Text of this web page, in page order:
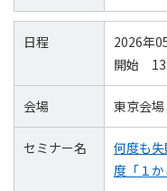
日程
2026年
開始
会場 東京会場
セミナー名
何度も
度「１